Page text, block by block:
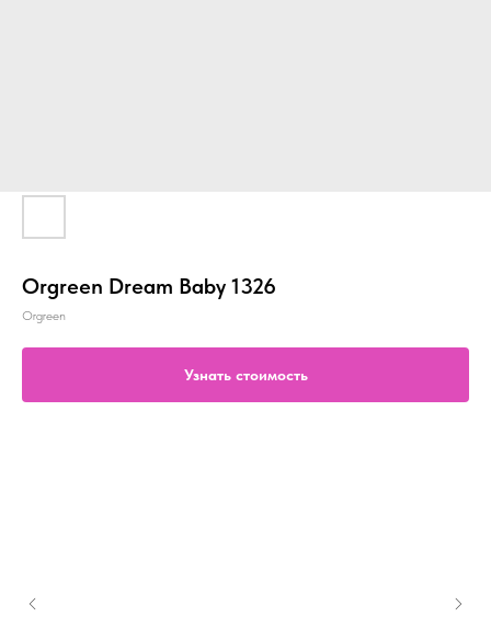
Orgreen Dream Baby 1326
Orgreen
Узнать стоимость